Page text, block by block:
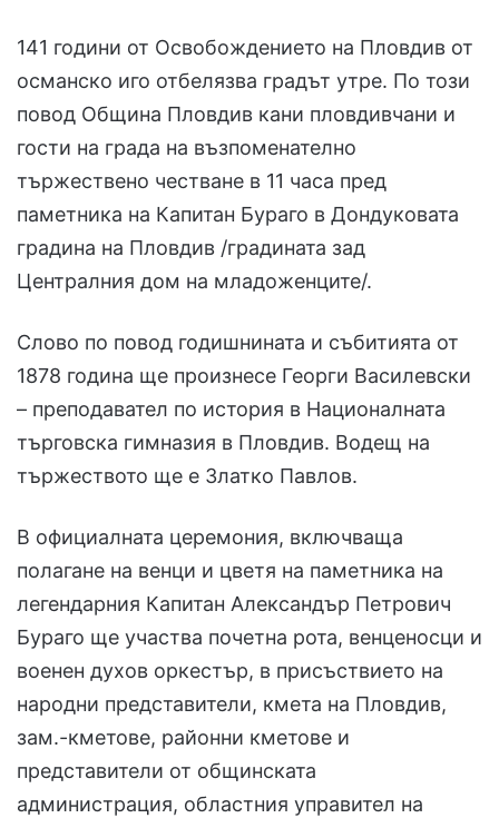
141 години от Освобождението на Пловдив от
османско иго отбелязва градът утре. По този
повод Община Пловдив кани пловдивчани и
гости на града на възпоменателно
тържествено честване в 11 часа пред
паметника на Капитан Бураго в Дондуковата
градина на Пловдив /градината зад
Централния дом на младоженците/.
Слово по повод годишнината и събитията от
1878 година ще произнесе Георги Василевски
– преподавател по история в Националната
търговска гимназия в Пловдив. Водещ на
тържеството ще е Златко Павлов.
В официалната церемония, включваща
полагане на венци и цветя на паметника на
легендарния Капитан Александър Петрович
Бураго ще участва почетна рота, венценосци и
военен духов оркестър, в присъствието на
народни представители, кмета на Пловдив,
зам.-кметове, районни кметове и
представители от общинската
администрация, областния управител на